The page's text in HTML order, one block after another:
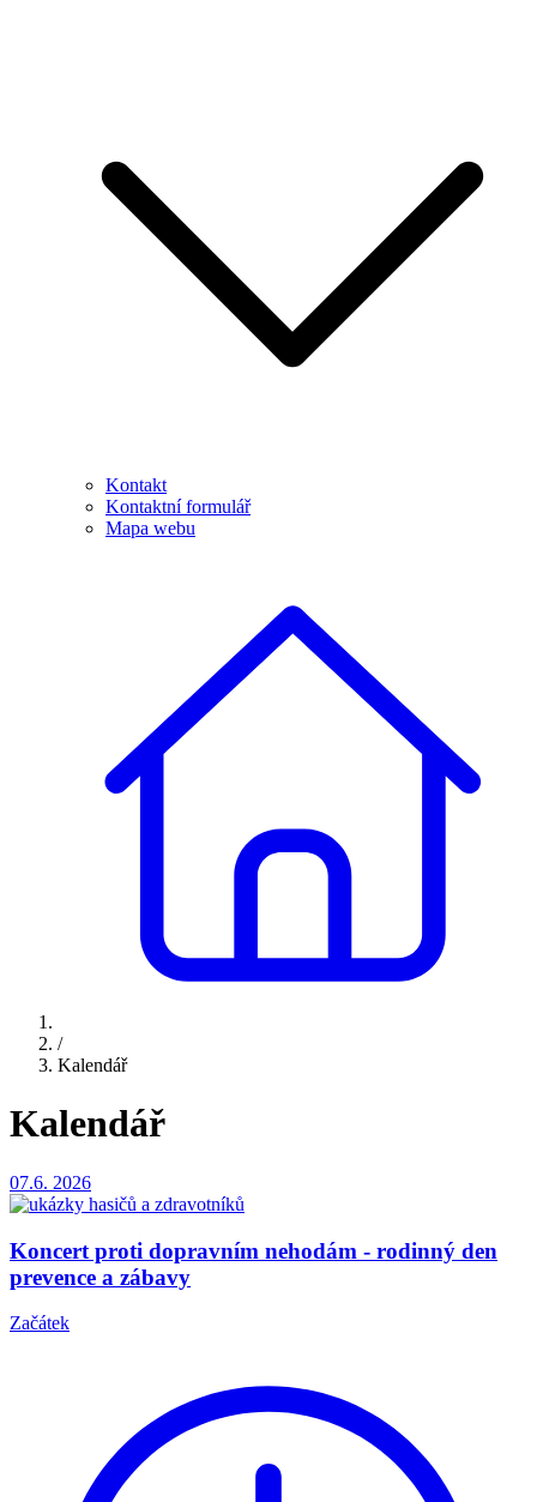
Kontakt
Kontaktní formulář
Mapa webu
/
Kalendář
Kalendář
07.6. 2026
Koncert proti dopravním nehodám - rodinný den
prevence a zábavy
Začátek